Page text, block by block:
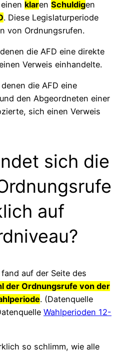
klaren Schuldigen
. Diese Legislaturperiode
von Ordnungsrufen.
die AFD eine direkte
Verweis einhandelte.
die AFD eine
den Abgeordneten einer
sich einen Verweis
sich die
auf
auf der Seite des
der Ordnungsrufe von der
. (Datenquelle
Wahlperioden 12-
so schlimm, wie alle